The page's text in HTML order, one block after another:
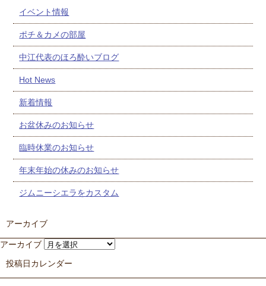
イベント情報
ポチ＆カメの部屋
中江代表のほろ酔いブログ
Hot News
新着情報
お盆休みのお知らせ
臨時休業のお知らせ
年末年始の休みのお知らせ
ジムニーシエラをカスタム
アーカイブ
アーカイブ
投稿日カレンダー